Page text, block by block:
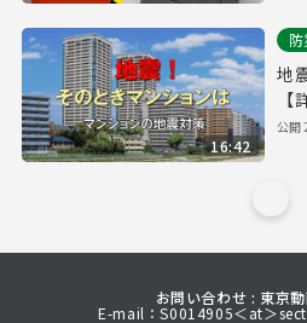
16:42
防
地
【
公開
お問い合わせ : 東京
E-mail：S0014905＜at＞